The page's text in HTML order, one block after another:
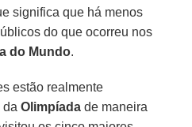
significa que há menos
do que ocorreu nos
do Mundo.
estão realmente
daOlimpíada de maneira